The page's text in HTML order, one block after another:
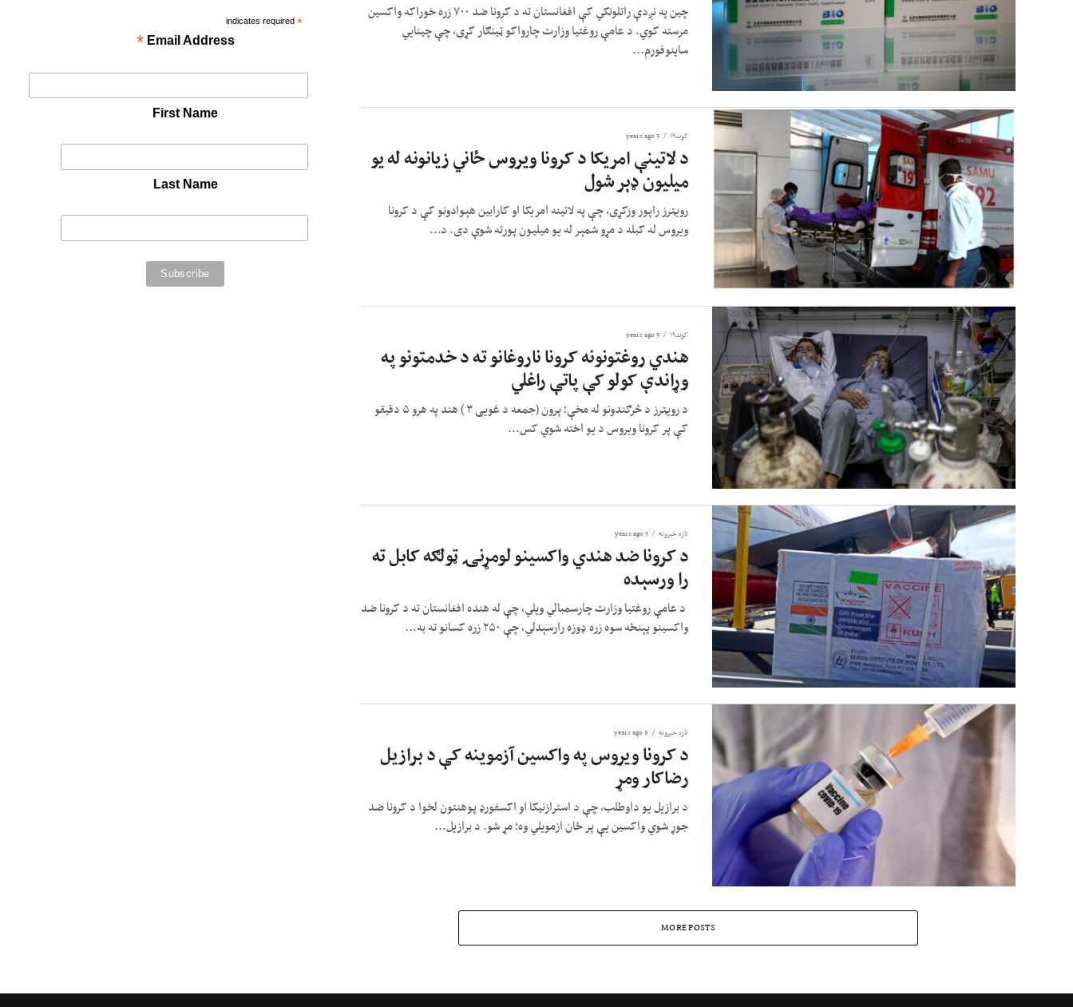
چین په نږدې راتلونکي کې افغانستان ته د کرونا ضد ۷۰۰ زره خوراکه واکسین
مرسته کوي. د عامې روغتیا وزارت چارواکو ټینګار کړی، چې چینایي
ساینوفورم...
کوید۱۹ 5 years ago
د لاتینې امریکا د کرونا ویروس ځاني زیانونه له یو
میلیون ډېر شول
رویټرز راپور ورکړی، چې په لاتینه امریکا او کارابین هېوادونو کې د کرونا
ویروس له کبله د مړو شمېر له یو میلیون پورته شوې دی. د...
کوید۱۹ 5 years ago
هندي روغتونونه کرونا ناروغانو ته د خدمتونو په
وړاندې کولو کې پاتې راغلي
د رویټرز د څرګندونو له مخې؛ پرون (جمعه د غویی ۳ ) هند په هرو ۵ دقیقو
کې پر کرونا ویروس د یو اخته شوي کس...
تازه خبرونه 5 years ago
د کرونا ضد هندي واکسینو لومړنۍ ټولګه کابل ته
را ورسېده
د عامې روغتیا وزارت چارسمبالي ویلي، چې له هنده افغانستان ته د کرونا ضد
واکسینو پېنځه سوه زره ډوزه رارسېدلي، چې ۲۵۰ زره کسانو ته به...
تازه خبرونه 6 years ago
د کرونا ویروس په واکسین آزموینه کې د برازیل
رضاکار ومړ
د برازیل یو داوطلب، چې د استرازنیکا او اکسفورډ پوهنتون لخوا د کرونا ضد
جوړ شوي واکسین یې پر ځان ازمویلي وه؛ مړ شو. د برازیل...
MORE POSTS
*
indicates required
Email Address
*
First Name
Last Name